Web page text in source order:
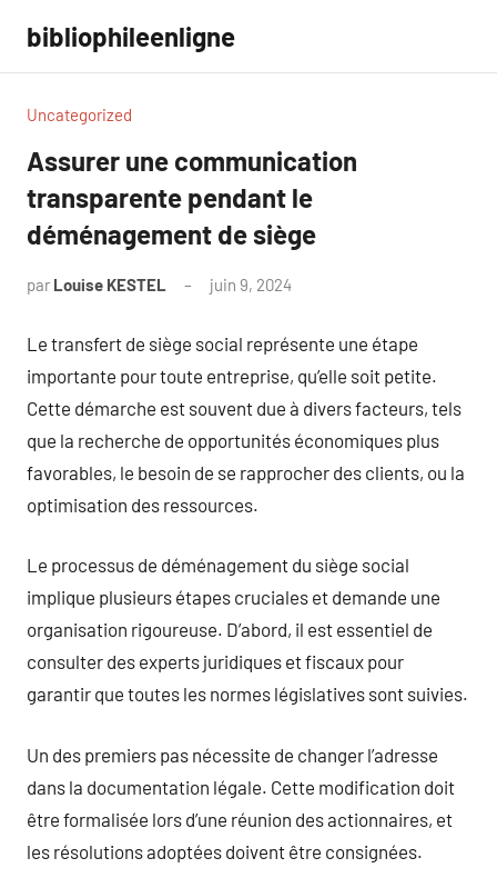
contenu
bibliophileenligne
Uncategorized
Assurer une communication
transparente pendant le
déménagement de siège
par Louise KESTEL juin 9, 2024
Le transfert de siège social représente une étape
importante pour toute entreprise, qu’elle soit petite.
Cette démarche est souvent due à divers facteurs, tels
que la recherche de opportunités économiques plus
favorables, le besoin de se rapprocher des clients, ou la
optimisation des ressources.
Le processus de déménagement du siège social
implique plusieurs étapes cruciales et demande une
organisation rigoureuse. D’abord, il est essentiel de
consulter des experts juridiques et fiscaux pour
garantir que toutes les normes législatives sont suivies.
Un des premiers pas nécessite de changer l’adresse
dans la documentation légale. Cette modification doit
être formalisée lors d’une réunion des actionnaires, et
les résolutions adoptées doivent être consignées.